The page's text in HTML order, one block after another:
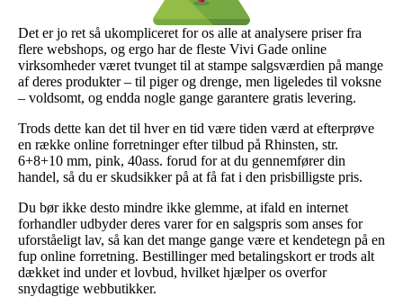
Det er jo ret så ukompliceret for os alle at analysere priser fra
flere webshops, og ergo har de fleste Vivi Gade online
virksomheder været tvunget til at stampe salgsværdien på mange
af deres produkter – til piger og drenge, men ligeledes til voksne
– voldsomt, og endda nogle gange garantere gratis levering.
Trods dette kan det til hver en tid være tiden værd at efterprøve
en række online forretninger efter tilbud på Rhinsten, str.
6+8+10 mm, pink, 40ass. forud for at du gennemfører din
handel, så du er skudsikker på at få fat i den prisbilligste pris.
Du bør ikke desto mindre ikke glemme, at ifald en internet
forhandler udbyder deres varer for en salgspris som anses for
uforståeligt lav, så kan det mange gange være et kendetegn på en
fup online forretning. Bestillinger med betalingskort er trods alt
dækket ind under et lovbud, hvilket hjælper os overfor
snydagtige webbutikker.